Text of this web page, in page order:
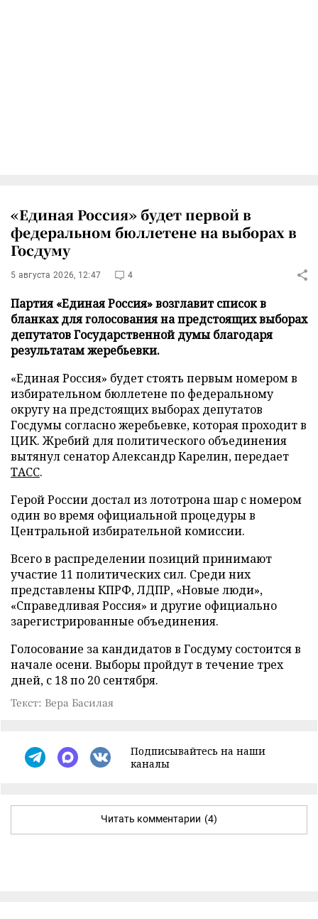
«Единая Россия» будет первой в
федеральном бюллетене на выборах в
Госдуму
5 августа 2026, 12:47 4
Партия «Единая Россия» возглавит список в
бланках для голосования на предстоящих выборах
депутатов Государственной думы благодаря
результатам жеребьевки.
«Единая Россия» будет стоять первым номером в
избирательном бюллетене по федеральному
округу на предстоящих выборах депутатов
Госдумы согласно жеребьевке, которая проходит в
ЦИК. Жребий для политического объединения
вытянул сенатор Александр Карелин, передает
ТАСС.
Герой России достал из лототрона шар с номером
один во время официальной процедуры в
Центральной избирательной комиссии.
Всего в распределении позиций принимают
участие 11 политических сил. Среди них
представлены КПРФ, ЛДПР, «Новые люди»,
«Справедливая Россия» и другие официально
зарегистрированные объединения.
Голосование за кандидатов в Госдуму состоится в
начале осени. Выборы пройдут в течение трех
дней, с 18 по 20 сентября.
Текст: Вера Басилая
Подписывайтесь на наши
каналы
Читать комментарии (4)